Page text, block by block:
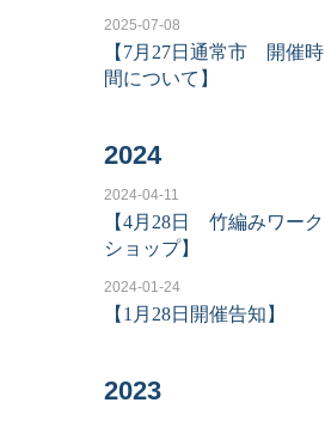
2025-07-08
【7月27日通常市 開催時
間について】
2024
2024-04-11
【4月28日 竹編みワーク
ショップ】
2024-01-24
【1月28日開催告知】
2023